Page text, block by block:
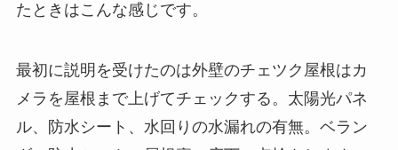
たときはこんな感じです。
最初に説明を受けたのは外壁のチェツク屋根はカ
メラを屋根まで上げてチェックする。太陽光パネ
ル、防水シート、水回りの水漏れの有無。ベラン